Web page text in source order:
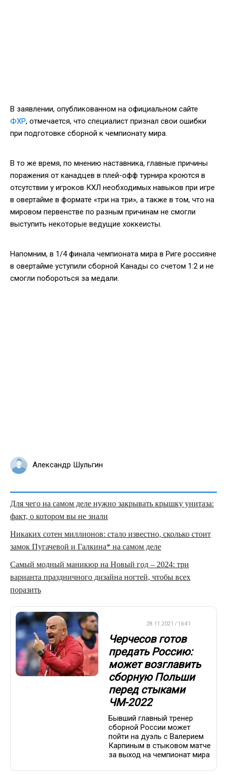
В заявлении, опубликованном на официальном сайте
ФХР, отмечается, что специалист признал свои ошибки
при подготовке сборной к чемпионату мира.
В то же время, по мнению наставника, главные причины
поражения от канадцев в плей-офф турнира кроются в
отсутствии у игроков КХЛ необходимых навыков при игре
в овертайме в формате «три на три», а также в том, что на
мировом первенстве по разным причинам не смогли
выступить некоторые ведущие хоккеисты.
Напомним, в 1/4 финала чемпионата мира в Риге россияне
в овертайме уступили сборной Канады со счетом 1:2 и не
смогли побороться за медали.
Александр Шульгин
Для чего на самом деле нужно закрывать крышку унитаза:
факт, о котором вы не знали
Никаких сотен миллионов: стало известно, сколько стоит
замок Пугачевой и Галкина* на самом деле
Самый модный маникюр на Новый год – 2024: три
варианта праздничного дизайна ногтей, чтобы всех
поразить
28.11.2021 / 16:41
Черчесов готов
предать Россию:
может возглавить
сборную Польши
перед стыками
ЧМ-2022
Бывший главный тренер
сборной России может
пойти на дуэль с Валерием
Карпиным в стыковом матче
за выход на чемпионат мира